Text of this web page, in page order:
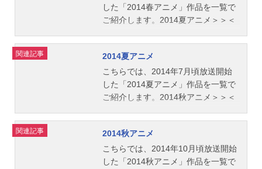
した「2014春アニメ」作品を一覧で
ご紹介します。2014夏アニメ＞＞＜
関連記事
2014夏アニメ
こちらでは、2014年7月頃放送開始
した「2014夏アニメ」作品を一覧で
ご紹介します。2014秋アニメ＞＞＜
関連記事
2014秋アニメ
こちらでは、2014年10月頃放送開始
した「2014秋アニメ」作品を一覧で